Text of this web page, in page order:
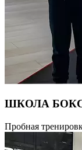
ШКОЛА
Бокс — это вид
является
в специальных
Пробная